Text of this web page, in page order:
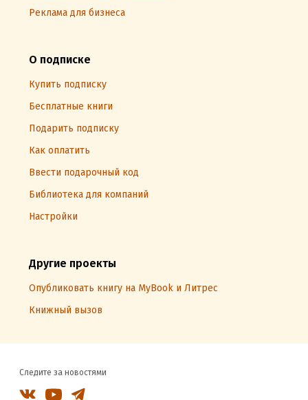
Реклама для бизнеса
О подписке
Купить подписку
Бесплатные книги
Подарить подписку
Как оплатить
Ввести подарочный код
Библиотека для компаний
Настройки
Другие проекты
Опубликовать книгу на MyBook и Литрес
Книжный вызов
Следите за новостями